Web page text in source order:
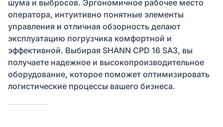
шума и выбросов. Эргономичное рабочее место
оператора, интуитивно понятные элементы
управления и отличная обзорность делают
эксплуатацию погрузчика комфортной и
эффективной. Выбирая SHANN CPD 16 SA3, вы
получаете надежное и высокопроизводительное
оборудование, которое поможет оптимизировать
логистические процессы вашего бизнеса.